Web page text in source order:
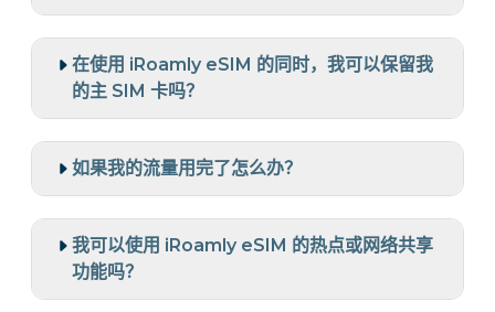
在使用 iRoamly eSIM 的同时，我可以保留我
的主 SIM 卡吗？
如果我的流量用完了怎么办？
我可以使用 iRoamly eSIM 的热点或网络共享
功能吗？